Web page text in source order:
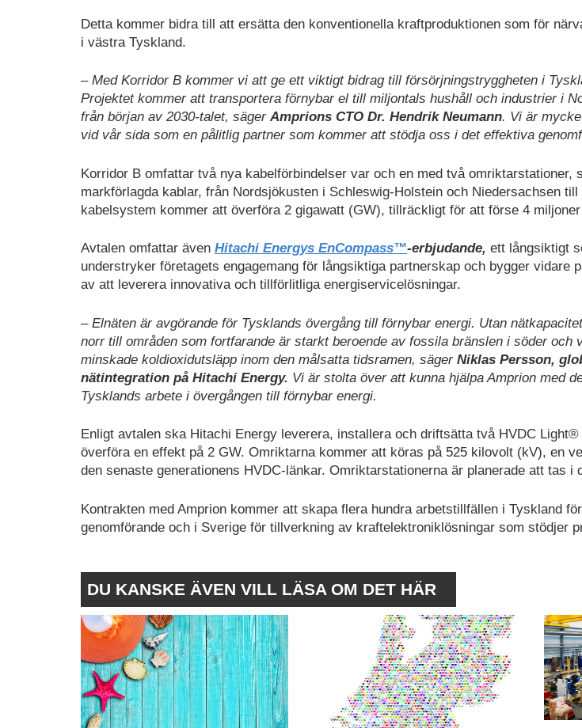
Detta kommer bidra till att ersätta den konventionella kraftproduktionen som för
i västra Tyskland.
– Med Korridor B kommer vi att ge ett viktigt bidrag till försörjningstryggheten i
Projektet kommer att transportera förnybar el till miljontals hushåll och industrier i
från början av 2030-talet, säger Amprions CTO Dr. Hendrik Neumann. Vi är
vid vår sida som en pålitlig partner som kommer att stödja oss i det effektiva
Korridor B omfattar två nya kabelförbindelser var och en med två omriktarstationer,
markförlagda kablar, från Nordsjökusten i Schleswig-Holstein och Niedersachsen till
kabelsystem kommer att överföra 2 gigawatt (GW), tillräckligt för att förse 4
Avtalen omfattar även Hitachi Energys EnCompass™-erbjudande, ett långsiktigt
understryker företagets engagemang för långsiktiga partnerskap och bygger vidare
av att leverera innovativa och tillförlitliga energiservicelösningar.
– Elnäten är avgörande för Tysklands övergång till förnybar energi. Utan
norr till områden som fortfarande är starkt beroende av fossila bränslen i söder och
minskade koldioxidutsläpp inom den målsatta tidsramen, säger Niklas Persson,
nätintegration på Hitachi Energy. Vi är stolta över att kunna hjälpa Amprion med
Tysklands arbete i övergången till förnybar energi.
Enligt avtalen ska Hitachi Energy leverera, installera och driftsätta två HVDC
överföra en effekt på 2 GW. Omriktarna kommer att köras på 525 kilovolt (kV), en
den senaste generationens HVDC-länkar. Omriktarstationerna är planerade att tas i
Kontrakten med Amprion kommer att skapa flera hundra arbetstillfällen i Tyskland
genomförande och i Sverige för tillverkning av kraftelektroniklösningar som stödjer
DU KANSKE ÄVEN VILL LÄSA OM DET HÄR